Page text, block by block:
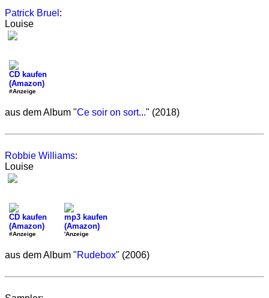
Patrick Bruel :
Louise
CD kaufen
(Amazon)
#Anzeige
aus dem Album "Ce soir on sort..." (2018)
Robbie Williams:
Louise
CD kaufen
(Amazon)
#Anzeige
mp3 kaufen
(Amazon)
'Anzeige
aus dem Album "Rudebox" (2006)